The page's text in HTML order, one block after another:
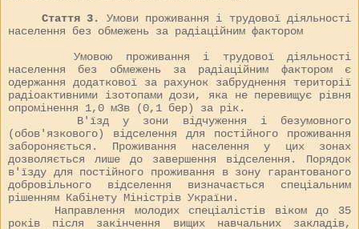
Стаття 3.
Умови проживання і трудової діяльності
населення без обмежень за радіаційним фактором
Умовою проживання і трудової діяльності
населення без обмежень за радіаційним фактором є
одержання додаткової за рахунок забруднення території
радіоактивними ізотопами дози, яка не перевищує рівня
опромінення 1,0 мЗв (0,1 бер) за рік.
В'їзд у зони відчуження і безумовного
(обов'язкового) відселення для постійного проживання
забороняється. Проживання населення у цих зонах
дозволяється лише до завершення відселення. Порядок
в'їзду для постійного проживання в зону гарантованого
добровільного відселення визначається спеціальним
рішенням Кабінету Міністрів України.
Направлення молодих спеціалістів віком до 35
років після закінчення вищих навчальних закладів,